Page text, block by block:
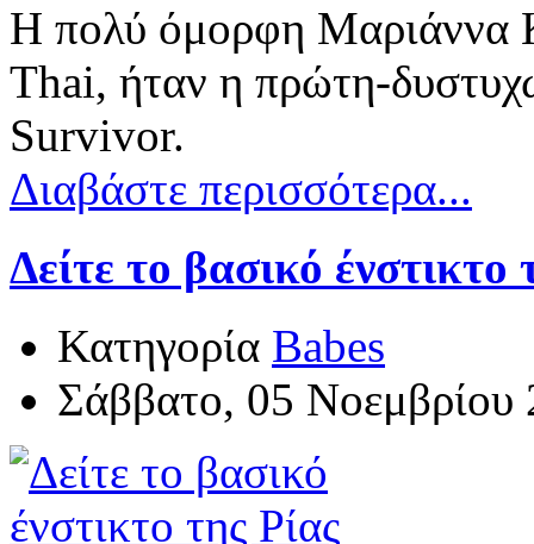
Η πολύ όμορφη Μαριάννα
Thai, ήταν η πρώτη-
Survivor.
Διαβάστε περισσότερα...
Δείτε το βασικό
Κατηγορία Babes
Σάββατο, 05 Νοεμβρίου